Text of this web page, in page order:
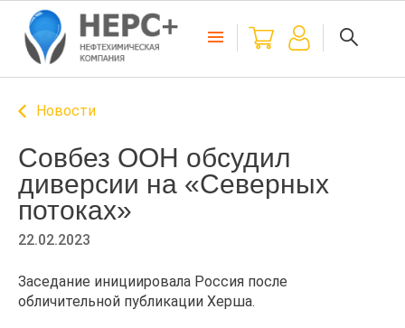
Новости
Совбез ООН обсудил
диверсии на «Северных
потоках»
22.02.2023
Заседание инициировала Россия после
обличительной публикации Херша.